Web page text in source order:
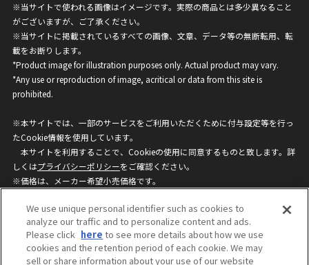
※当サイトで使われる画像はイメージです。実際の商品とは多少異なること
がございますが、ご了承ください。
※当サイトに掲載されているすべての画像、文章、データ等の無断転用、転
載をお断りします。
*Product image for illustration purposes only. Actual product may vary.
*Any use or reproduction of image, acritical or data from this site is
prohibited.
※本サイトでは、一部のサービスをご利用いただくために付与設定等を行っ
たCookie情報を使用しています。
本サイトを利用することで、Cookieの使用に同意するものと致します。詳
しくはプライバシーポリシーをご確認ください。
※価格は、メーカー希望小売価格です。
ざいますのでご了承ください。
privacypolicy
Do Not Sell or Share My
We use unique personal identifier such as cookies to
analyze our traffic and to personalize content and ads.
Please click here to see more details about how we use
cookies and the retention period of each cookie. We may
sell or share information about your use of our website